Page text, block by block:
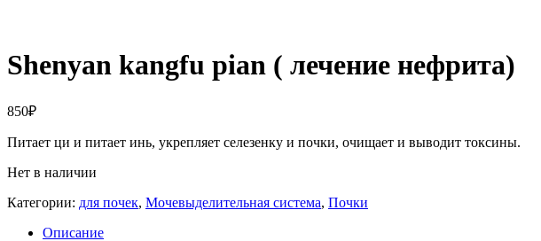
Shenyan kangfu pian ( лечение нефрита)
850₽
Питает ци и питает инь, укрепляет селезенку и почки, очищает и выводит токсины.
Нет в наличии
Категории: для почек, Мочевыделительная система, Почки
Описание